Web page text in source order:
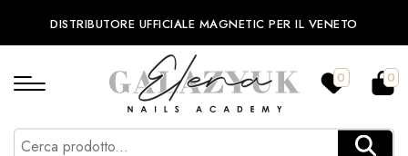
DISTRIBUTORE UFFICIALE MAGNETIC PER IL VENETO
0 0